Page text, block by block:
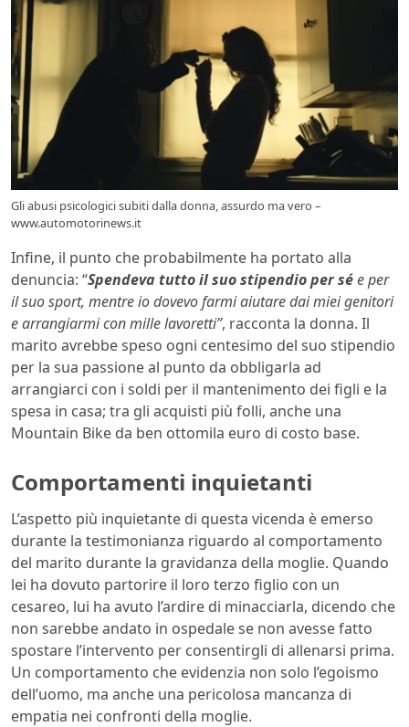
Gli abusi psicologici subiti dalla donna, assurdo ma vero –
www.automotorinews.it
Infine, il punto che probabilmente ha portato alla
denuncia: “Spendeva tutto il suo stipendio per sée per
il suo sport, mentre io dovevo farmi aiutare dai miei genitori
e arrangiarmi con mille lavoretti”, racconta la donna. Il
marito avrebbe speso ogni centesimo del suo stipendio
per la sua passione al punto da obbligarla ad
arrangiarci con i soldi per il mantenimento dei figli e la
spesa in casa; tra gli acquisti più folli, anche una
Mountain Bike da ben ottomila euro di costo base.
Comportamenti inquietanti
L’aspetto più inquietante di questa vicenda è emerso
durante la testimonianza riguardo al comportamento
del marito durante la gravidanza della moglie. Quando
lei ha dovuto partorire il loro terzo figlio con un
cesareo, lui ha avuto l’ardire di minacciarla, dicendo che
non sarebbe andato in ospedale se non avesse fatto
spostare l’intervento per consentirgli di allenarsi prima.
Un comportamento che evidenzia non solo l’egoismo
dell’uomo, ma anche una pericolosa mancanza di
empatia nei confronti della moglie.